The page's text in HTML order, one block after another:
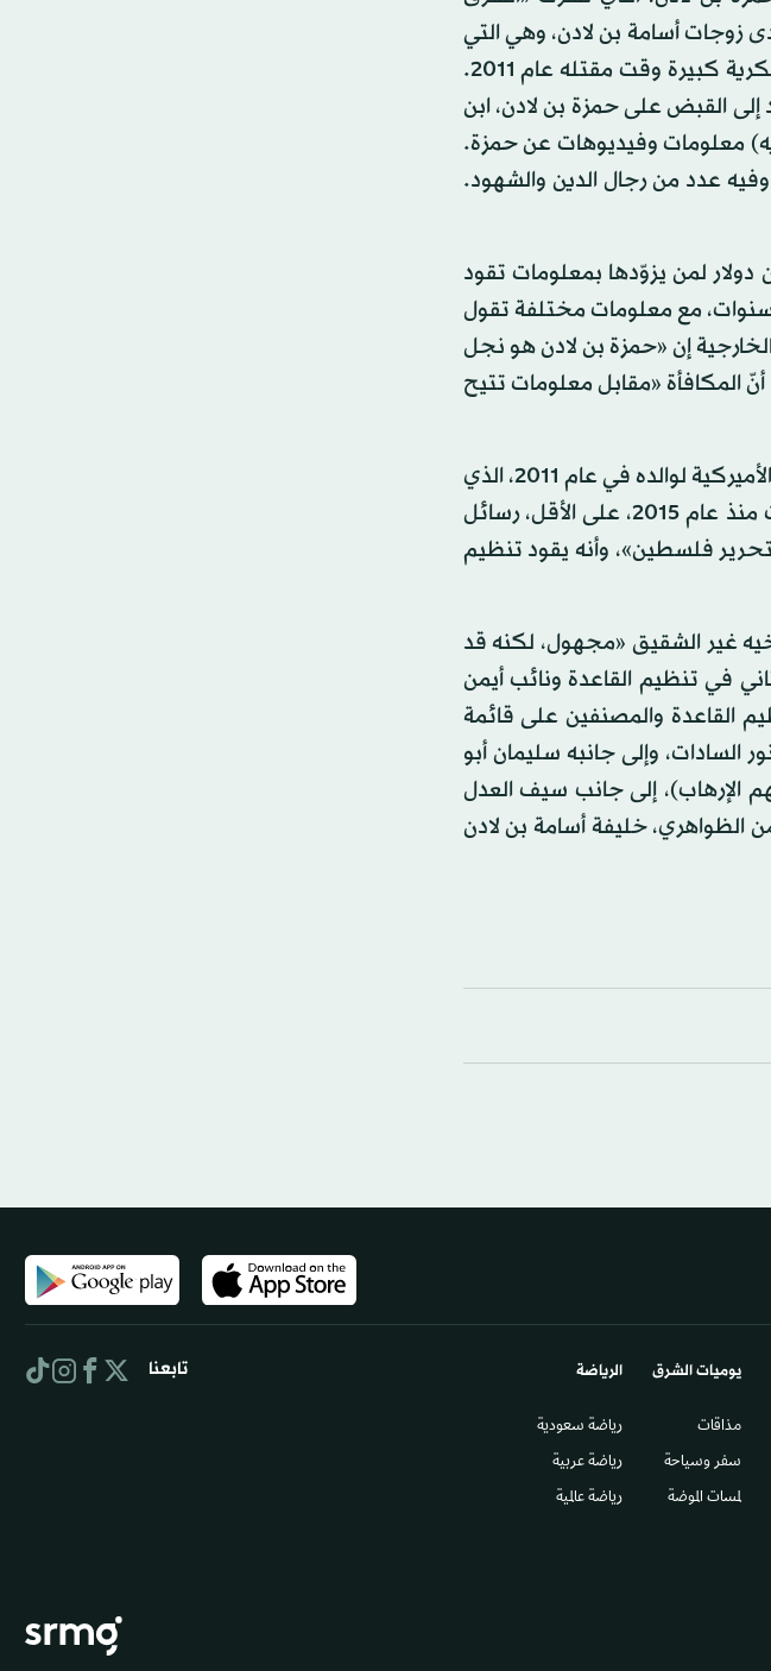
صابر، إحدى زوجات أسامة بن لادن، وهي التي
كانت تعيش مع زوجها في المجمع السكني الذي أقام فيه في أبوت آباد، قرب أكاديمية عسكرية كبيرة وقت مقتله عام 2011.
إلى القبض على حمزة بن لادن، ابن
معلومات وفيديوهات عن حمزة.
عدد من رجال الدين والشهود.
لمن يزوّدها بمعلومات تقود
مع معلومات مختلفة تقول
الخارجية إن «حمزة بن لادن هو نجل
المكافأة «مقابل معلومات تتيح
وكان حمزة بن لادن هدّد بشن هجمات ضد الولايات المتحدة للانتقام من قتل القوات الخاصة الأميركية لوالده في عام 2011، الذي
كان مختبئاً في بلدة إيبت أباد الباكستانية. وأضاف البيان أن حمزة بن لادن نشر عبر الإنترنت منذ عام 2015، على الأقل، رسائل
فلسطين»، وأنه يقود تنظيم
غير الشقيق «مجهول، لكنه قد
في تنظيم القاعدة ونائب أيمن
القاعدة والمصنفين على قائمة
السادات، وإلى جانبه سليمان أبو
الإرهاب)، إلى جانب سيف العدل
الظواهري، خليفة أسامة بن لادن
يوميات الشرق​
مذاقات
سفر وسياحة
لمسات الموضة
الرياضة
رياضة سعودية
رياضة عربية
رياضة عالمية
تابعنا